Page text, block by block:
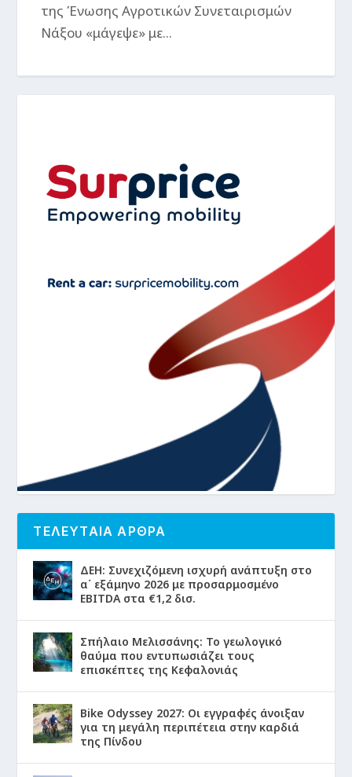
της Ένωσης Αγροτικών Συνεταιρισμών
Νάξου «μάγεψε» με...
ΤΕΛΕΥΤΑΙΑ ΑΡΘΡΑ
ΔΕΗ: Συνεχιζόμενη ισχυρή ανάπτυξη στο
α΄ εξάμηνο 2026 με προσαρμοσμένο
EBITDA στα €1,2 δισ.
Σπήλαιο Μελισσάνης: Το γεωλογικό
θαύμα που εντυπωσιάζει τους
επισκέπτες της Κεφαλονιάς
Bike Odyssey 2027: Οι εγγραφές άνοιξαν
για τη μεγάλη περιπέτεια στην καρδιά
της Πίνδου